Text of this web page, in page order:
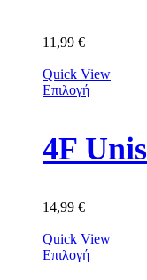
11,99 €
Quick View
Επιλογή
4F
14,99 €
Quick View
Επιλογή